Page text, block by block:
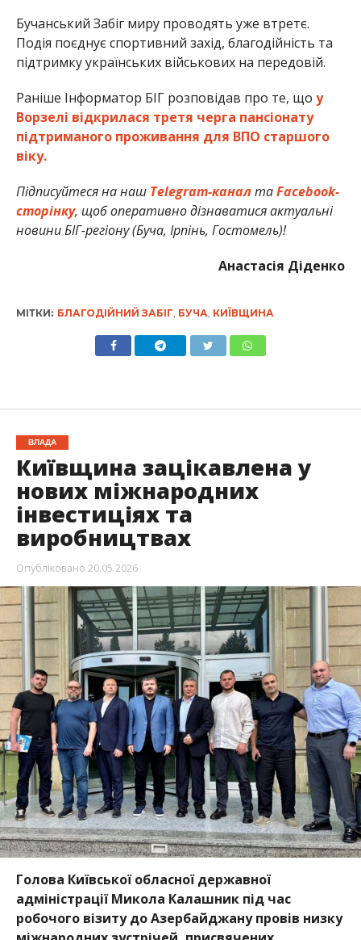
Бучанський Забіг миру проводять уже втретє.
Подія поєднує спортивний захід, благодійність та
підтримку українських військових на передовій.
Раніше Інформатор БІГ розповідав про те, що у
Ворзелі відкрилася третя черга пансіонату
підтриманого проживання для ВПО старшого
віку.
Підписуйтеся на наш Telegram-каналтаFacebook-
сторінку, щоб оперативно дізнаватися актуальні
новини БІГ-регіону (Буча, Ірпінь, Гостомель)!
Анастасія Діденко
МІТКИ: БЛАГОДІЙНИЙ ЗАБІГ, БУЧА, КИЇВЩИНА
ВЛАДА
Київщина зацікавлена у
нових міжнародних
інвестиціях та
виробництвах
Опубліковано 20.05.2026
Голова Київської обласної державної
адміністрації Микола Калашник під час
робочого візиту до Азербайджану провів низку